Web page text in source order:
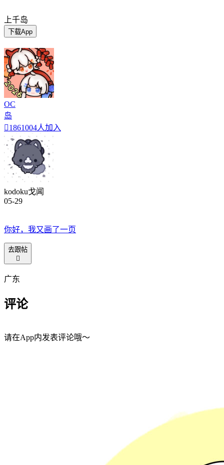
上千岛
下载App
OC
岛
1861004人加入
kodoku戈闻
05-29
你好，我又画了一页
去跟帖

广东
评论
请在App内发表评论哦～